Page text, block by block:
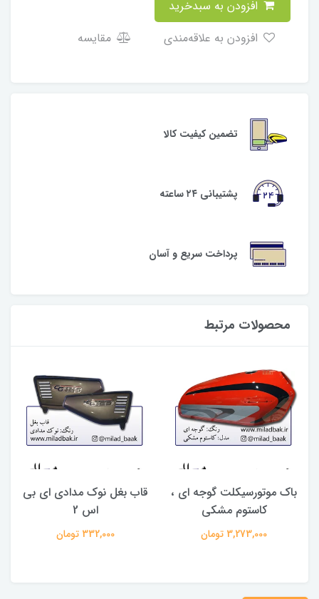
مقایسه
تضمین کیفیت کالا
پشتیبانی ۲۴ ساعته
پرداخت سریع و آسان
محصولات مرتبط
باک موتورسیکلت گوجه ای ،
کاستوم مشکی
3,273,000 تومان
قاب بغل نوک مدادی ای بی
اس 2
332,000 تومان